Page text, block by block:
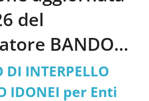
del
BANDO
IDONEI per
DI INTERPELLO
IDONEI per Enti